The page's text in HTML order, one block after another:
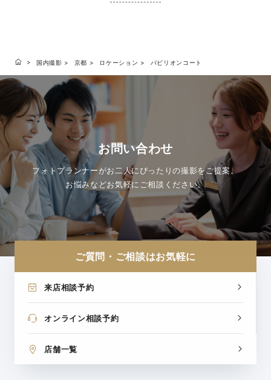
国内撮影 京都 ロケーション パビリオンコート
お問い合わせ
フォトプランナーがお二人にぴったりの撮影をご提案。
お悩みなどお気軽にご相談ください。
ご質問・ご相談はお気軽に
来店相談予約
オンライン相談予約
店舗一覧